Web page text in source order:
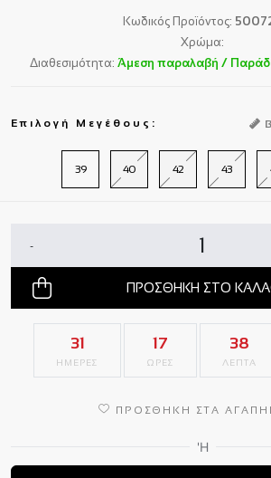
Κωδικός Προϊόντος:
Χρώμα:
Διαθεσιμότητα: Άμεση παραλαβή /
Επιλογή Μεγέθους:
39 40 42 43
-
ΠΡΟΣΘΗΚΗ ΣΤΟ
31
ΗΜΕΡΕΣ
17
ΩΡΕΣ
38
ΛΕΠΤΑ
ΠΡΟΣΘΗΚΗ ΣΤΑ